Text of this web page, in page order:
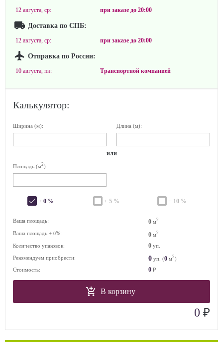
12 августа, ср: при заказе до 20:00
Доставка по СПБ:
12 августа, ср: при заказе до 20:00
Отправка по России:
10 августа, пн: Транспортной компанией
Калькулятор:
Ширина (м): Длина (м):
или
Площадь (м2):
+ 0 % + 5 % + 10 %
Ваша площадь: 0 м2
Ваша площадь + 0%: 0 м2
Количество упаковок: 0 уп.
Рекомендуем приобрести:
0 уп. (0 м2)
Стоимость:
0 ₽
В корзину
0 ₽